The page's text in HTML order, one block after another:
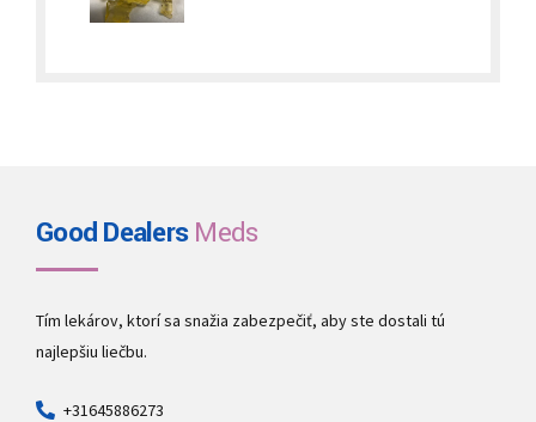
Good DealersMeds
Tím lekárov, ktorí sa snažia zabezpečiť, aby ste dostali tú
najlepšiu liečbu.
+31645886273